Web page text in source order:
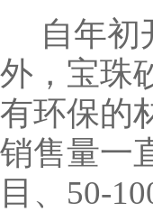
自年初
外，宝珠
有环保的
销售量一
目、50-